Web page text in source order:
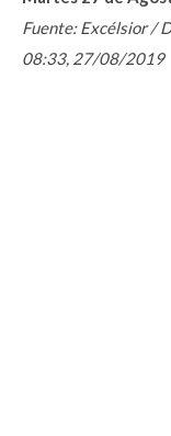
Fuente: Excélsior /
08:33, 27/08/2019